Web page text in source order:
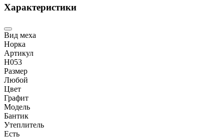
Характеристики
Вид меха
Норка
Артикул
Н053
Размер
Любой
Цвет
Графит
Модель
Бантик
Утеплитель
Есть